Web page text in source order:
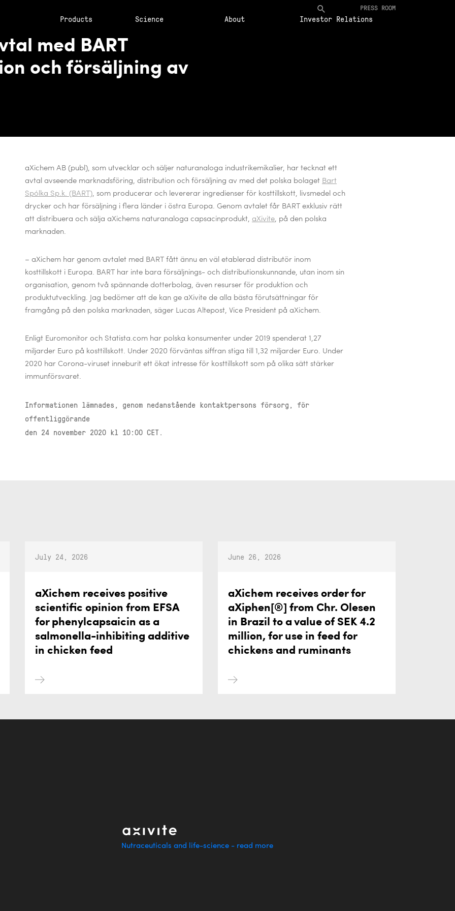
PRESS ROOM
Products Science About Investor Relations
med BART
och försäljning av
aXichem AB (publ), som utvecklar och säljer naturanaloga industrikemikalier, har tecknat ett
avtal avseende marknadsföring, distribution och försäljning av med det polska bolaget Bart
Spólka Sp.k. (BART), som producerar och levererar ingredienser för kosttillskott, livsmedel och
drycker och har försäljning i flera länder i östra Europa. Genom avtalet får BART exklusiv rätt
att distribuera och sälja aXichems naturanaloga capsacinprodukt, aXivite, på den polska
marknaden.
– aXichem har genom avtalet med BART fått ännu en väl etablerad distributör inom
kosttillskott i Europa. BART har inte bara försäljnings- och distributionskunnande, utan inom sin
organisation, genom två spännande dotterbolag, även resurser för produktion och
produktutveckling. Jag bedömer att de kan ge aXivite de alla bästa förutsättningar för
framgång på den polska marknaden, säger Lucas Altepost, Vice President på aXichem.
Enligt Euromonitor och Statista.com har polska konsumenter under 2019 spenderat 1,27
miljarder Euro på kosttillskott. Under 2020 förväntas siffran stiga till 1,32 miljarder Euro. Under
2020 har Corona-viruset inneburit ett ökat intresse för kosttillskott som på olika sätt stärker
immunförsvaret.
Informationen lämnades, genom nedanstående kontaktpersons försorg, för
offentliggörande
den 24 november 2020 kl 10:00 CET.
July 24, 2026
aXichem receives positive
scientific opinion from EFSA
for phenylcapsaicin as a
salmonella-inhibiting additive
in chicken feed
June 26, 2026
aXichem receives order for
aXiphen[®] from Chr. Olesen
in Brazil to a value of SEK 4.2
million, for use in feed for
chickens and ruminants
Nutraceuticals and life-science - read more